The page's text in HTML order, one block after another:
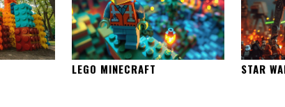
LEGO MINECRAFT STAR